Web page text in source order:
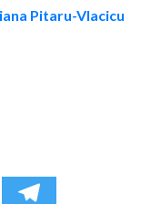
Pitaru-Vlacicu